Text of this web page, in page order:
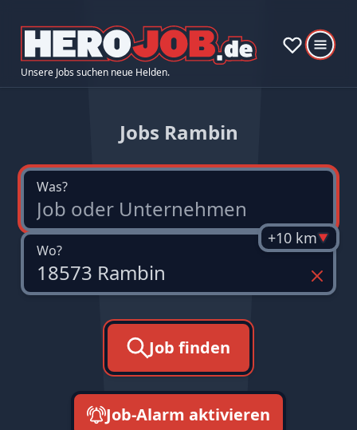
Unsere Jobs suchen neue Helden.
Jobs Rambin
Was?
Wo?
+10 km
Job finden
Job-Alarm aktivieren